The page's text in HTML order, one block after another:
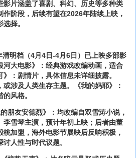
影片涵盖了喜剧、科幻、历史等多种类
阶段，后续有望在2026年陆续上映，
择。
明档（4月4日-4月6日）已上映多部影
河大电影》：经典游戏改编动画，适合
：剧情片，具体信息未详细披露。
或涉及人类生存主题。《我的妈耶》：
风格。
朋友安德烈》：均改编自双雪涛小说，
李雪琴主演，预计年初上映；后者由董
加盟，海外电影节展映后反响积极，
人性与时代议题。